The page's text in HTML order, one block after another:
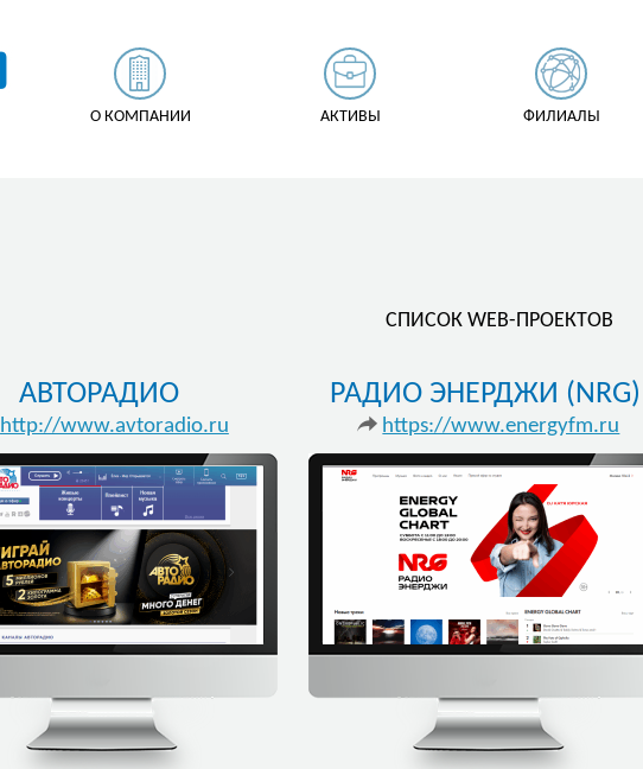
О КОМПАНИИ АКТИВЫ ФИЛИАЛЫ
СПИСОК WEB-ПРОЕКТОВ
АВТОРАДИО
http://www.avtoradio.ru
РАДИО ЭНЕРДЖИ (NRG)
https://www.energyfm.ru